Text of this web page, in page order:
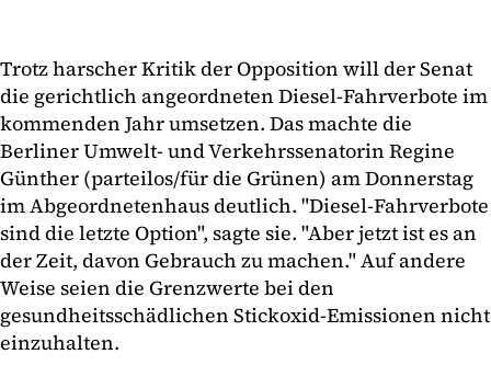
Trotz harscher Kritik der Opposition will der Senat
die gerichtlich angeordneten Diesel-Fahrverbote im
kommenden Jahr umsetzen. Das machte die
Berliner Umwelt- und Verkehrssenatorin Regine
Günther (parteilos/für die Grünen) am Donnerstag
im Abgeordnetenhaus deutlich. "Diesel-Fahrverbote
sind die letzte Option", sagte sie. "Aber jetzt ist es an
der Zeit, davon Gebrauch zu machen." Auf andere
Weise seien die Grenzwerte bei den
gesundheitsschädlichen Stickoxid-Emissionen nicht
einzuhalten.